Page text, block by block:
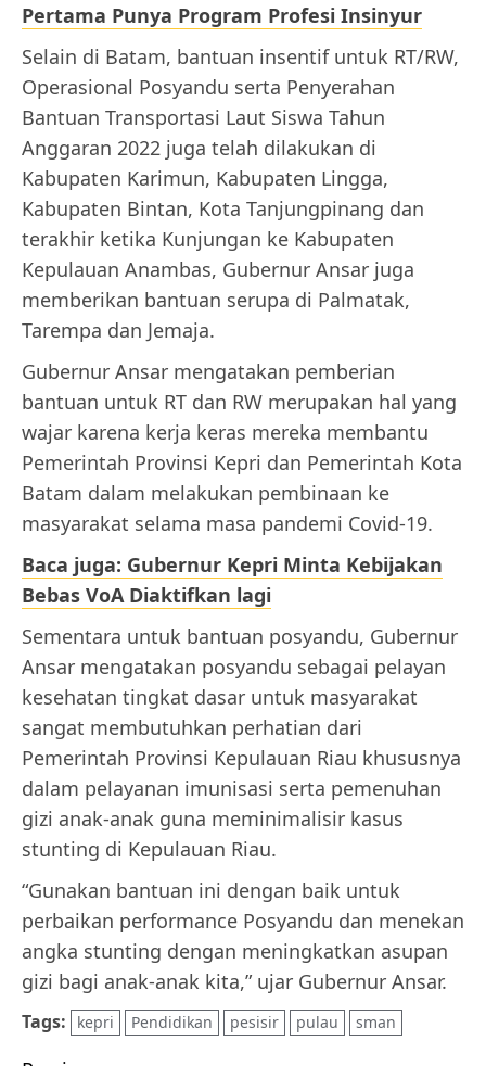
Pertama Punya Program Profesi Insinyur
Selain di Batam, bantuan insentif untuk RT/RW,
Operasional Posyandu serta Penyerahan
Bantuan Transportasi Laut Siswa Tahun
Anggaran 2022 juga telah dilakukan di
Kabupaten Karimun, Kabupaten Lingga,
Kabupaten Bintan, Kota Tanjungpinang dan
terakhir ketika Kunjungan ke Kabupaten
Kepulauan Anambas, Gubernur Ansar juga
memberikan bantuan serupa di Palmatak,
Tarempa dan Jemaja.
Gubernur Ansar mengatakan pemberian
bantuan untuk RT dan RW merupakan hal yang
wajar karena kerja keras mereka membantu
Pemerintah Provinsi Kepri dan Pemerintah Kota
Batam dalam melakukan pembinaan ke
masyarakat selama masa pandemi Covid-19.
Baca juga: Gubernur Kepri Minta Kebijakan
Bebas VoA Diaktifkan lagi
Sementara untuk bantuan posyandu, Gubernur
Ansar mengatakan posyandu sebagai pelayan
kesehatan tingkat dasar untuk masyarakat
sangat membutuhkan perhatian dari
Pemerintah Provinsi Kepulauan Riau khususnya
dalam pelayanan imunisasi serta pemenuhan
gizi anak-anak guna meminimalisir kasus
stunting di Kepulauan Riau.
“Gunakan bantuan ini dengan baik untuk
perbaikan performance Posyandu dan menekan
angka stunting dengan meningkatkan asupan
gizi bagi anak-anak kita,” ujar Gubernur Ansar.
Tags: kepri Pendidikan pesisir pulau sman